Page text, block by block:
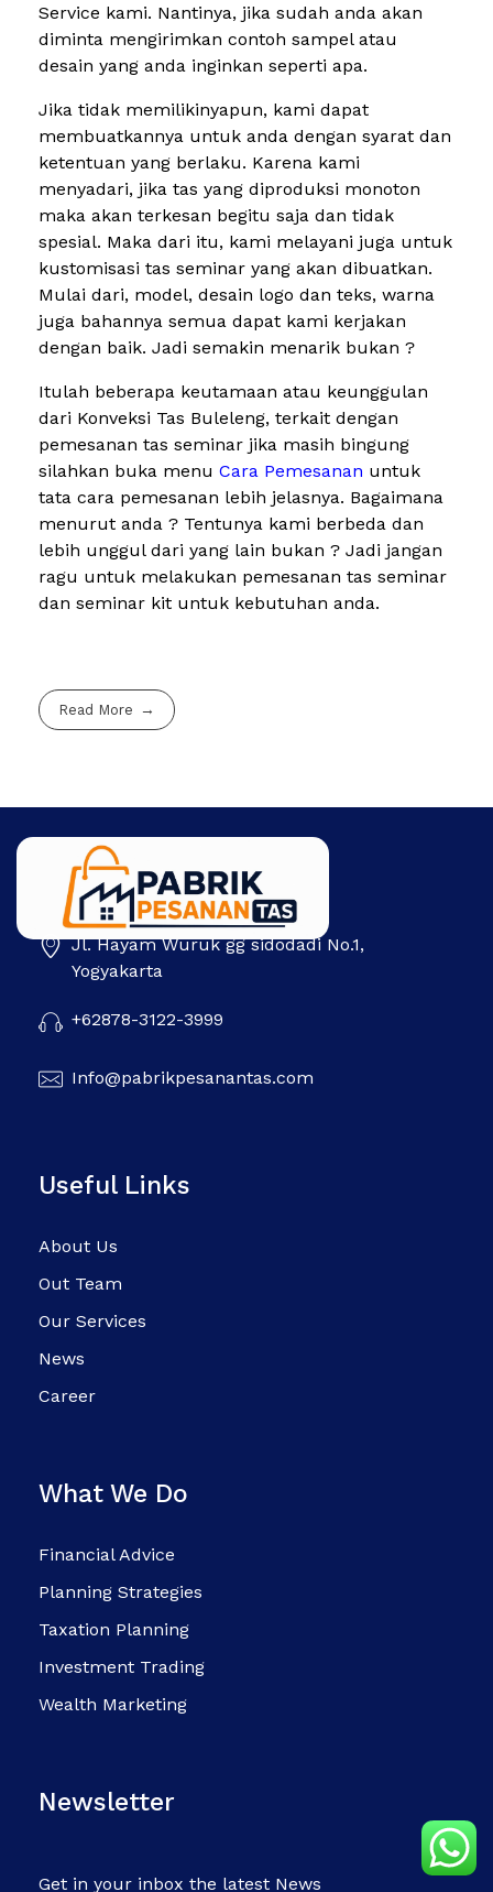
Service kami. Nantinya, jika sudah anda akan
diminta mengirimkan contoh sampel atau
desain yang anda inginkan seperti apa.
Jika tidak memilikinyapun, kami dapat
membuatkannya untuk anda dengan syarat dan
ketentuan yang berlaku. Karena kami
menyadari, jika tas yang diproduksi monoton
maka akan terkesan begitu saja dan tidak
spesial. Maka dari itu, kami melayani juga untuk
kustomisasi tas seminar yang akan dibuatkan.
Mulai dari, model, desain logo dan teks, warna
juga bahannya semua dapat kami kerjakan
dengan baik. Jadi semakin menarik bukan ?
Itulah beberapa keutamaan atau keunggulan
dari Konveksi Tas Buleleng, terkait dengan
pemesanan tas seminar jika masih bingung
silahkan buka menu Cara Pemesanan untuk
tata cara pemesanan lebih jelasnya. Bagaimana
menurut anda ? Tentunya kami berbeda dan
lebih unggul dari yang lain bukan ? Jadi jangan
ragu untuk melakukan pemesanan tas seminar
dan seminar kit untuk kebutuhan anda.
Read More
Pabrik Pesanan Tas Jl. Hayam Wuruk gg sidodadi No.1,
Yogyakarta
+62878-3122-3999
Info@pabrikpesanantas.com
Useful Links
About Us
Out Team
Our Services
News
Career
What We Do
Financial Advice
Planning Strategies
Taxation Planning
Investment Trading
Wealth Marketing
Newsletter
Get in your inbox the latest News